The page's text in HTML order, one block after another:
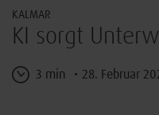
KALMAR
KI sorgt
3 min 28. Februar